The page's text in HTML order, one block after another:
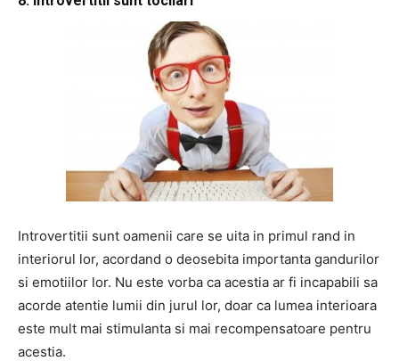
Introvertitii sunt oamenii care se uita in primul rand in
interiorul lor, acordand o deosebita importanta gandurilor
si emotiilor lor. Nu este vorba ca acestia ar fi incapabili sa
acorde atentie lumii din jurul lor, doar ca lumea interioara
este mult mai stimulanta si mai recompensatoare pentru
acestia.